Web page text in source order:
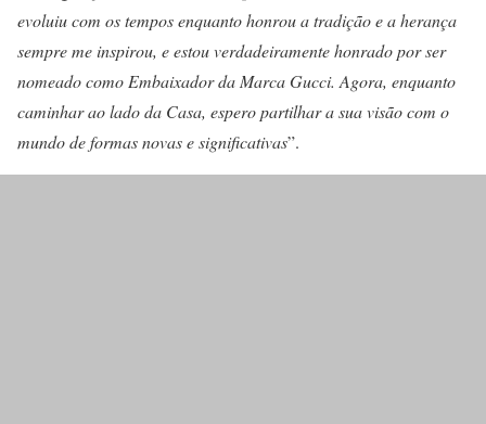
evoluiu com os tempos enquanto honrou a tradição e a herança
sempre me inspirou, e estou verdadeiramente honrado por ser
nomeado como Embaixador da Marca Gucci. Agora, enquanto
caminhar ao lado da Casa, espero partilhar a sua visão com o
mundo de formas novas e significativas”.